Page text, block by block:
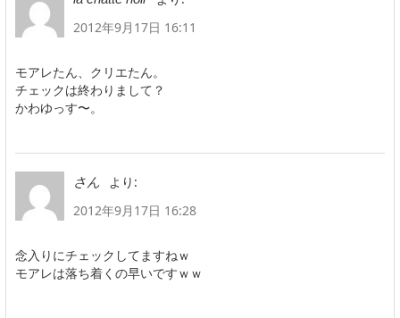
2012年9月17日 16:11
モアレたん、クリエたん。
チェックは終わりまして？
かわゆっす〜。
さん
より:
2012年9月17日 16:28
念入りにチェックしてますねｗ
モアレは落ち着くの早いですｗｗ